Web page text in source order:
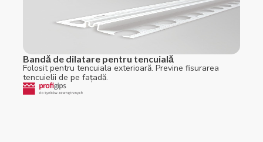
Bandă de dilatare pentru tencuială
Folosit pentru tencuiala exterioară. Previne fisurarea
tencuielii de pe fațadă.